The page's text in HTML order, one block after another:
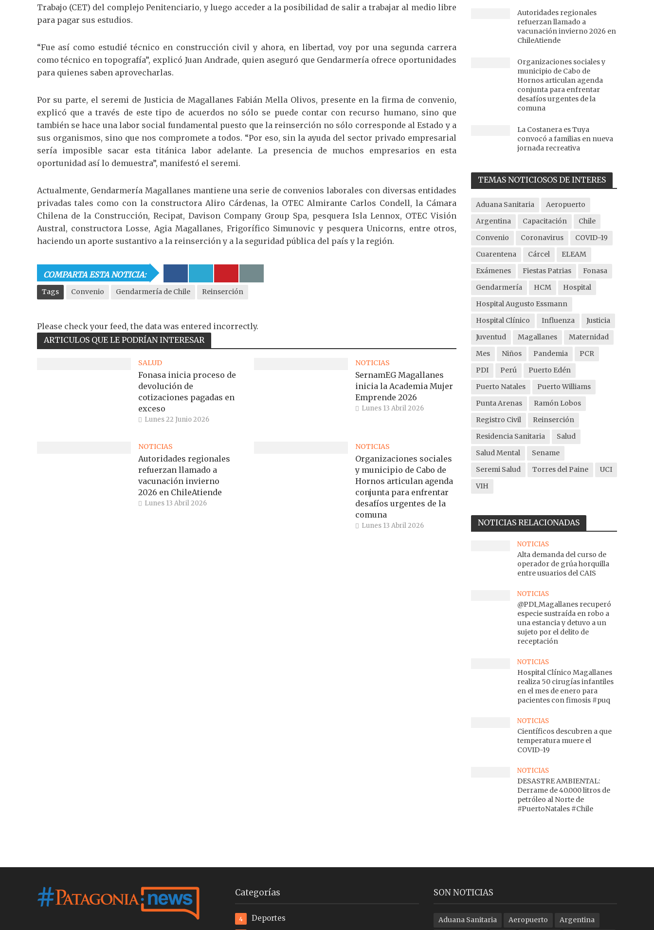
Trabajo (CET) del complejo Penitenciario, y luego acceder a la posibilidad de salir a trabajar al medio libre
para pagar sus estudios.
“Fue así como estudié técnico en construcción civil y ahora, en libertad, voy por una segunda carrera
como técnico en topografía”, explicó Juan Andrade, quien aseguró que Gendarmería ofrece oportunidades
para quienes saben aprovecharlas.
Por su parte, el seremi de Justicia de Magallanes Fabián Mella Olivos, presente en la firma de convenio,
explicó que a través de este tipo de acuerdos no sólo se puede contar con recurso humano, sino que
también se hace una labor social fundamental puesto que la reinserción no sólo corresponde al Estado y a
sus organismos, sino que nos compromete a todos. “Por eso, sin la ayuda del sector privado empresarial
sería imposible sacar esta titánica labor adelante. La presencia de muchos empresarios en esta
oportunidad así lo demuestra”, manifestó el seremi.
Actualmente, Gendarmería Magallanes mantiene una serie de convenios laborales con diversas entidades
privadas tales como con la constructora Aliro Cárdenas, la OTEC Almirante Carlos Condell, la Cámara
Chilena de la Construcción, Recipat, Davison Company Group Spa, pesquera Isla Lennox, OTEC Visión
Austral, constructora Losse, Agia Magallanes, Frigorífico Simunovic y pesquera Unicorns, entre otros,
haciendo un aporte sustantivo a la reinserción y a la seguridad pública del país y la región.
COMPARTA ESTA NOTICIA:
Tags Convenio Gendarmería de Chile Reinserción
Please check your feed, the data was entered incorrectly.
ARTICULOS QUE LE PODRÍAN INTERESAR
SALUD
Fonasa inicia proceso de
devolución de
cotizaciones pagadas en
exceso
Lunes 22 Junio 2026
NOTICIAS
SernamEG Magallanes
inicia la Academia Mujer
Emprende 2026
Lunes 13 Abril 2026
NOTICIAS
Autoridades regionales
refuerzan llamado a
vacunación invierno
2026 en ChileAtiende
Lunes 13 Abril 2026
NOTICIAS
Organizaciones sociales
y municipio de Cabo de
Hornos articulan agenda
conjunta para enfrentar
desafíos urgentes de la
comuna
Lunes 13 Abril 2026
Autoridades regionales
refuerzan llamado a
vacunación invierno 2026 en
ChileAtiende
Organizaciones sociales y
municipio de Cabo de
Hornos articulan agenda
conjunta para enfrentar
desafíos urgentes de la
comuna
La Costanera es Tuya
convocó a familias en nueva
jornada recreativa
TEMAS NOTICIOSOS DE INTERES
Aduana Sanitaria
Aeropuerto
Argentina
Capacitación
Chile
Convenio
Coronavirus
COVID-19
Cuarentena
Cárcel
ELEAM
Exámenes
Fiestas Patrias
Fonasa
Gendarmería
HCM
Hospital
Hospital Augusto Essmann
Hospital Clínico
Influenza
Justicia
Juventud
Magallanes
Maternidad
Mes
Niños Pandemia
PCR
PDI
Perú
Puerto Edén
Puerto Natales
Puerto Williams
Punta Arenas
Ramón Lobos
Registro Civil
Reinserción
Residencia Sanitaria
Salud
Salud Mental
Sename
Seremi Salud
Torres del Paine
UCI
VIH
NOTICIAS RELACIONADAS
NOTICIAS
Alta demanda del curso de
operador de grúa horquilla
entre usuarios del CAIS
NOTICIAS
@PDI_Magallanes recuperó
especie sustraída en robo a
una estancia y detuvo a un
sujeto por el delito de
receptación
NOTICIAS
Hospital Clínico Magallanes
realiza 50 cirugías infantiles
en el mes de enero para
pacientes con fimosis #puq
NOTICIAS
Científicos descubren a que
temperatura muere el
COVID-19
NOTICIAS
DESASTRE AMBIENTAL:
Derrame de 40.000 litros de
petróleo al Norte de
#PuertoNatales #Chile
Categorías
Deportes
4
SON NOTICIAS
Aduana Sanitaria Aeropuerto Argentina